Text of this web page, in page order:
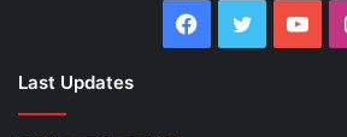
Facebook
Twitter
Last Updates